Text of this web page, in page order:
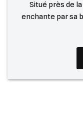
Situé près de
enchante par sa